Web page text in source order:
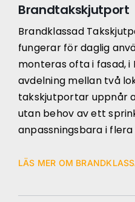
Brandtakskjutport
Brandklassad
fungerar för daglig
monteras ofta i fasad, i
avdelning mellan två
takskjutportar uppnår
utan behov av ett
anpassningsbara i
LÄS MER OM